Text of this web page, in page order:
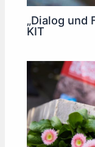
„Dialog und
KIT